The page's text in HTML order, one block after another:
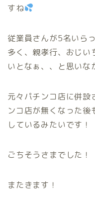
すね
従業員さんが5名いら
多く、親孝行、おじい
いとなぁ、、と思いな
元々パチンコ店に併設
ンコ店が無くなった
しているみたいです！
ごちそうさまでした！
またきます！